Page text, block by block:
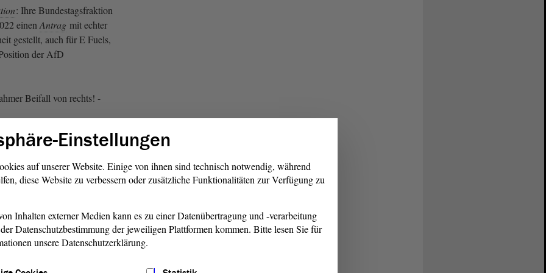
: Ihre Bundestagsfraktion
einen Antrag mit echter
gestellt, auch für E Fuels,
der AfD
Beifall von rechts! -
Abseits der soliden
diese
aus grüner Ideologie, so
soll sich die
bei den
einsetzen. Was heißt
die Bürger die Verarmung
die Insolvenzen einfach
Einstellungen
auf unserer Website. Einige von ihnen sind technisch notwendig, während
diese Website zu verbessern oder zusätzliche Funktionalitäten zur Verfügung zu
Inhalten externer Medien kann es zu einer Datenübertragung und -verarbeitung
Datenschutzbestimmung der jeweiligen Plattformen kommen. Bitte lesen Sie für
unsere Datenschutzerklärung.